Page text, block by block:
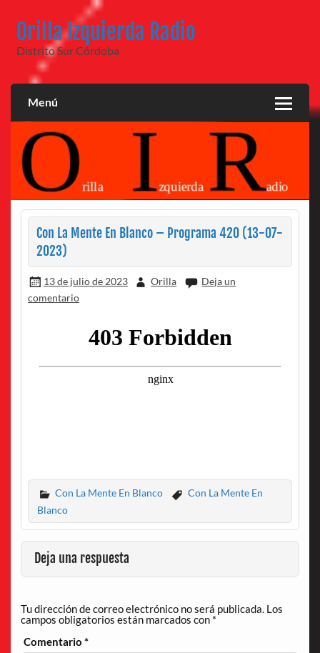
contenido
Orilla Izquierda Radio
Distrito Sur Córdoba
Menú
Con La Mente En Blanco – Programa 420 (13-07-
2023)
13 de julio de 2023 Orilla
Deja un
comentario
Con La Mente En Blanco
Con La Mente En
Blanco
Deja una respuesta
Tu dirección de correo electrónico no será publicada. Los
campos obligatorios están marcados con *
Comentario*